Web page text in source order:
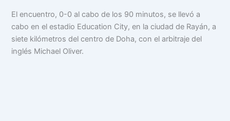
El encuentro, 0-0 al cabo de los 90 minutos, se llevó a
cabo en el estadio Education City, en la ciudad de Rayán, a
siete kilómetros del centro de Doha, con el arbitraje del
inglés Michael Oliver.